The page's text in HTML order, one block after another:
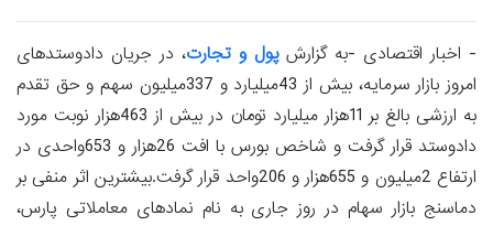
- اخبار اقتصادی -به گزارشپول و تجارت، در جریان دادوستدهای
امروز بازار سرمایه، بیش از 43میلیارد و 337میلیون سهم و حق تقدم
به ارزشی بالغ بر 11هزار میلیارد تومان در بیش از 463هزار نوبت مورد
دادوستد قرار گرفت و شاخص بورس با افت 26هزار و 653واحدی در
ارتفاع 2میلیون و 655هزار و 206واحد قرار گرفت.بیشترین اثر منفی بر
دماسنج بازار سهام در روز جاری به نام نمادهای معاملاتی پارس،